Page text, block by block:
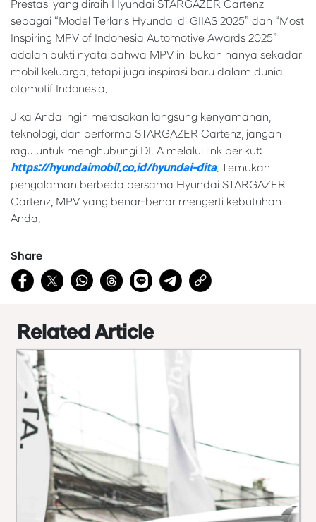
Prestasi yang diraih Hyundai STARGAZER Cartenz
sebagai “Model Terlaris Hyundai di GIIAS 2025” dan “Most
Inspiring MPV of Indonesia Automotive Awards 2025”
adalah bukti nyata bahwa MPV ini bukan hanya sekadar
mobil keluarga, tetapi juga inspirasi baru dalam dunia
otomotif Indonesia.
Jika Anda ingin merasakan langsung kenyamanan,
teknologi, dan performa STARGAZER Cartenz, jangan
ragu untuk menghubungi DITA melalui link berikut:
https://hyundaimobil.co.id/hyundai-dita. Temukan
pengalaman berbeda bersama Hyundai STARGAZER
Cartenz, MPV yang benar-benar mengerti kebutuhan
Anda.
Share
Related Article